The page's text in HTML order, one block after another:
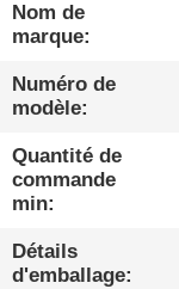
PRODUITS
À
PROPOS
DE
NOUS
Nom de
marque:
Numéro de
modèle:
Quantité de
commande
min:
Détails
d'emballage: